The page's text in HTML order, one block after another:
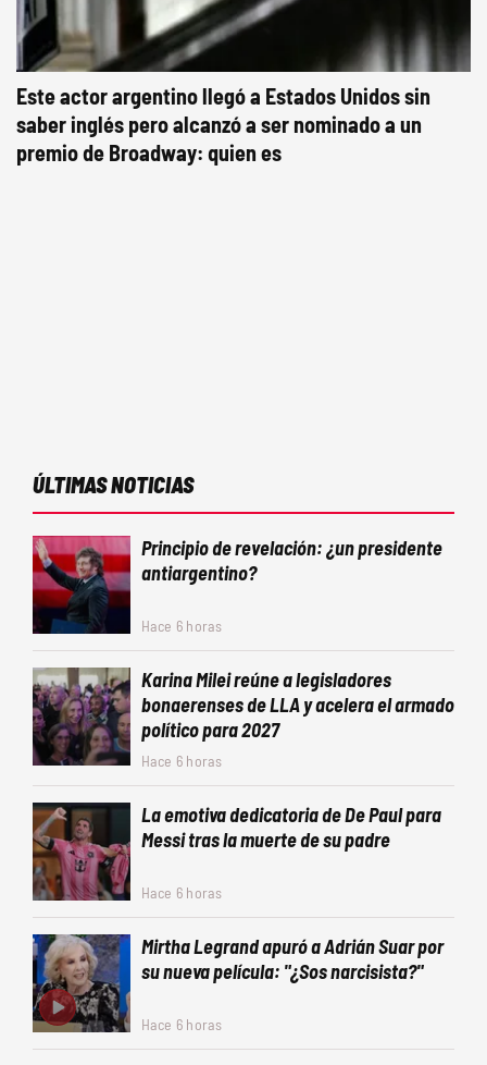
Este actor argentino llegó a Estados Unidos sin
saber inglés pero alcanzó a ser nominado a un
premio de Broadway: quien es
ÚLTIMAS NOTICIAS
Principio de revelación: ¿un presidente
antiargentino?
Hace 6 horas
Karina Milei reúne a legisladores
bonaerenses de LLA y acelera el armado
político para 2027
Hace 6 horas
La emotiva dedicatoria de De Paul para
Messi tras la muerte de su padre
Hace 6 horas
Mirtha Legrand apuró a Adrián Suar por
su nueva película: "¿Sos narcisista?"
Hace 6 horas